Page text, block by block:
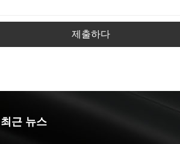
제출하다
최근 뉴스